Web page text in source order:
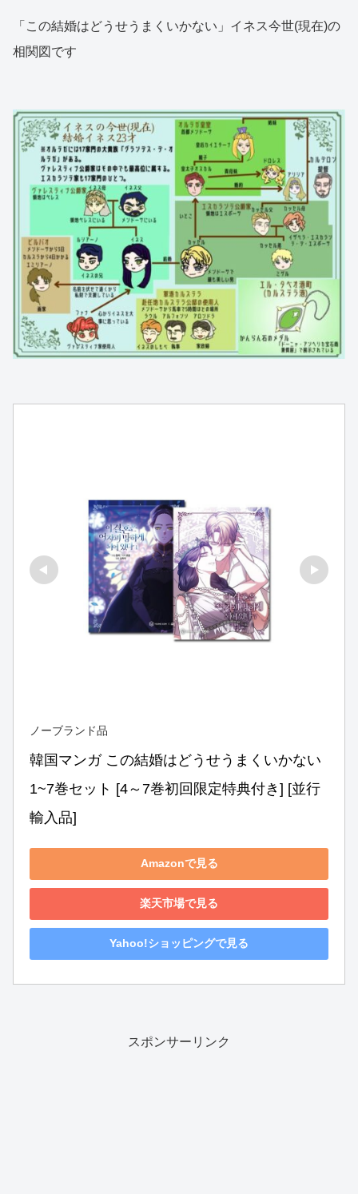
「この結婚はどうせうまくいかない」イネス今世(現在)の
相関図です
ノーブランド品
韓国マンガ この結婚はどうせうまくいかない
1~7巻セット [4～7巻初回限定特典付き] [並行
輸入品]
Amazonで見る
楽天市場で見る
Yahoo!ショッピングで見る
スポンサーリンク